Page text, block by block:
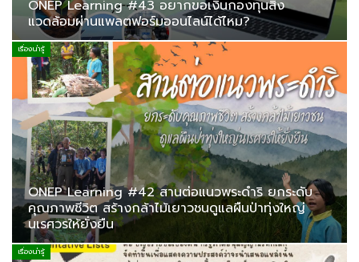
ONEP Learning #43 อยากขอเงินกองทุนสิ่ง
แวดล้อมผ่านแพลตฟอร์มออนไลน์ได้ไหม?
เรื่องน่ารู้
ONEP Learning #42 สานต่อแนวพระดำริ ยกระดับ
คุณภาพชีวิต สร้างกล้าไม้เยาวชนดูแลผืนป่าทุ่งใหญ่
นเรศวรให้ยั่งยืน
เรื่องน่ารู้